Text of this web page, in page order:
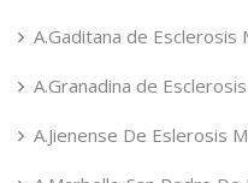
A.Gaditana de Esclerosis
A.Granadina de
A.Jienense De Eslerosis